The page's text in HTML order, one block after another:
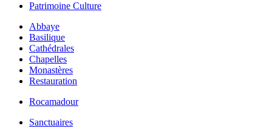
Patrimoine Culture
Abbaye
Basilique
Cathédrales
Chapelles
Monastères
Restauration
Rocamadour
Sanctuaires